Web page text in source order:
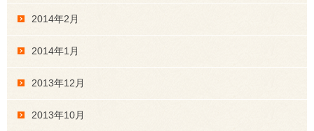
2014年2月
2014年1月
2013年12月
2013年10月